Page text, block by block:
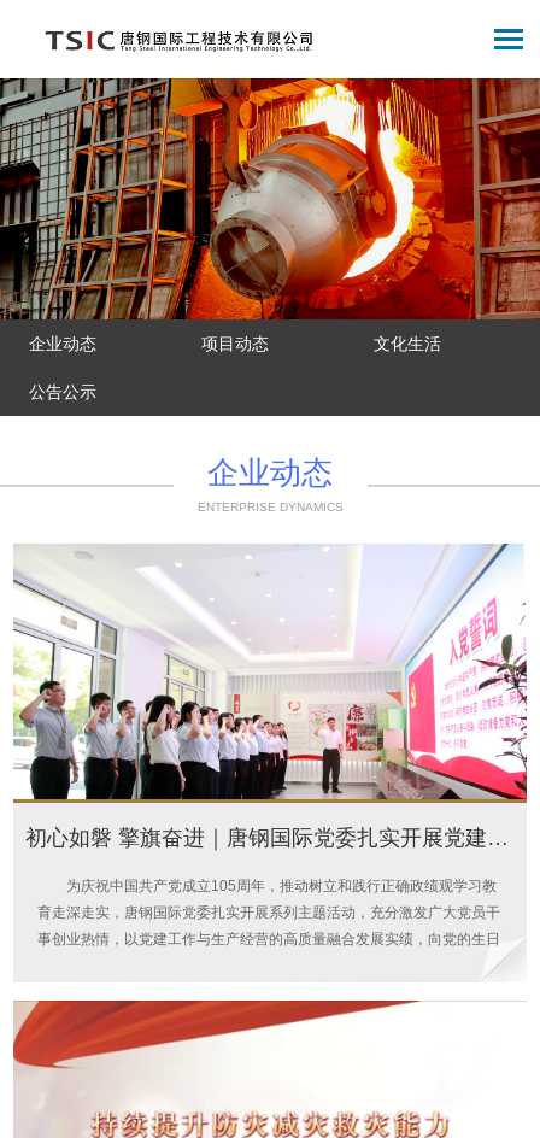
企业动态 项目动态 文化生活
公告公示
企业动态
ENTERPRISE DYNAMICS
初心如磐 擎旗奋进｜唐钢国际党委扎实开展党建系列主题活动
为庆祝中国共产党成立105周年，推动树立和践行正确政绩观学习教
育走深走实，唐钢国际党委扎实开展系列主题活动，充分激发广大党员干
事创业热情，以党建工作与生产经营的高质量融合发展实绩，向党的生日